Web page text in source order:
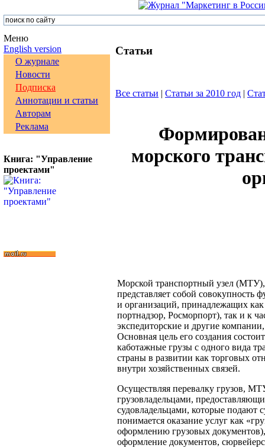
Меню
English version
О журнале
Новости
Подписка
Аннотации и статьи
Авторам
Реклама
Книга: "Управление
проектами"
Статьи
Все статьи | Статьи за 2010 год |
морского
Морской транспортный узел
представляет собой
и организаций, принадлежащих
портнадзор, Росморпорт), так и к
экспедиторские и другие
Основная цель его создания
каботажные грузы с одного вида
страны в развитии как торговых
внутри хозяйственных связей.
Осуществляя перевалку грузов,
грузовладельцами,
судовладельцами, которые подают
понимается оказание услуг как
оформлению грузовых
оформление документов,